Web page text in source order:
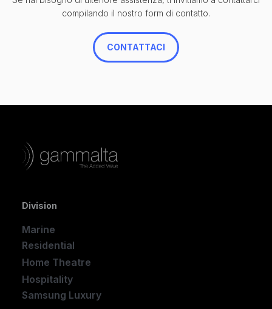
compilando il nostro form di contatto.
CONTATTACI
Division
Marine
Residential
Home Theatre
Hospitality
Samsung Luxury